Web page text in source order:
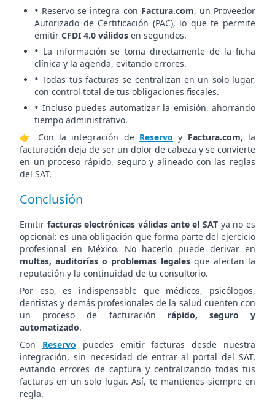
• Reservo se integra con Factura.com, un Proveedor
Autorizado de Certificación (PAC), lo que te permite
emitir CFDI 4.0 válidos en segundos.
• La información se toma directamente de la ficha
clínica y la agenda, evitando errores.
• Todas tus facturas se centralizan en un solo lugar,
con control total de tus obligaciones fiscales.
• Incluso puedes automatizar la emisión, ahorrando
tiempo administrativo.
👉 Con la integración de Reservo y Factura.com, la
facturación deja de ser un dolor de cabeza y se convierte
en un proceso rápido, seguro y alineado con las reglas
del SAT.
Conclusión
Emitir facturas electrónicas válidas ante el SAT ya no es
opcional: es una obligación que forma parte del ejercicio
profesional en México. No hacerlo puede derivar en
multas, auditorías o problemas legalesque afectan la
reputación y la continuidad de tu consultorio.
Por eso, es indispensable que médicos, psicólogos,
dentistas y demás profesionales de la salud cuenten con
un proceso de facturación rápido, seguro y
automatizado.
Con Reservo puedes emitir facturas desde nuestra
integración, sin necesidad de entrar al portal del SAT,
evitando errores de captura y centralizando todas tus
facturas en un solo lugar. Así, te mantienes siempre en
regla.